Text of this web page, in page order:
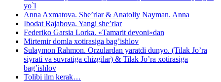
yo`l
Anna Axmatova. She’rlar & Anatoliy Nayman. Anna
Ibodat Rajabova. Yangi she’rlar
Federiko Garsia Lorka. «Tamarit devoni»dan
Mirtemir domla xotirasiga bag’ishlov
Sulaymon Rahmon. Orzulardan yaratdi dunyo. (Tilak Jo’ra
siyrati va suvratiga chizgilar) & Tilak Jo’ra xotirasiga
bag’ishlov
Tolibi ilm kerak…